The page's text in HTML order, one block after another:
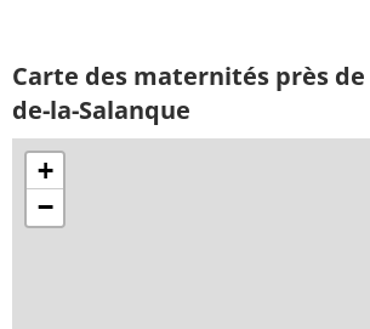
Carte des maternités près
de-la-Salanque
+
−